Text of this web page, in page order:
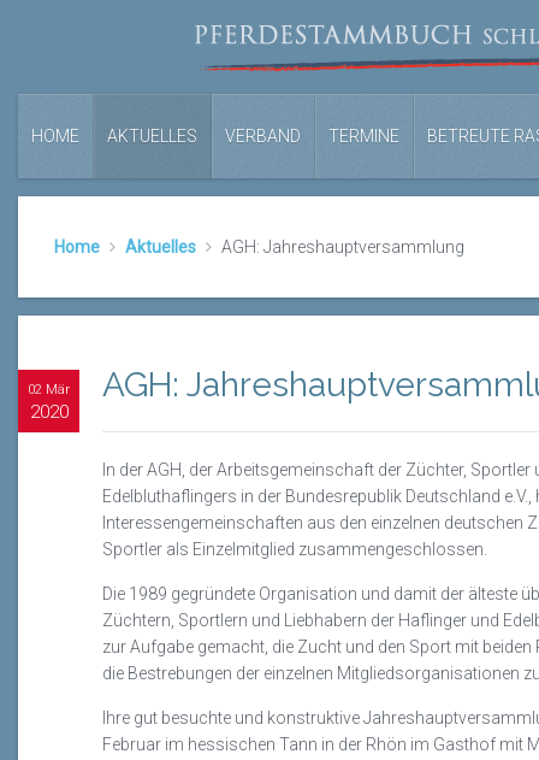
HOME AKTUELLES VERBAND TERMINE BETREUTE
Home Aktuelles AGH: Jahreshauptversammlung
02 Mär
2020
AGH:
In der AGH, der Arbeitsgemeinschaft der Züchter,
Edelbluthaflingers in der Bundesrepublik Deutschland
Interessengemeinschaften aus den einzelnen deutschen
Sportler als Einzelmitglied zusammengeschlossen.
Die 1989 gegründete Organisation und damit der älteste
Züchtern, Sportlern und Liebhabern der Haflinger und
zur Aufgabe gemacht, die Zucht und den Sport mit
die Bestrebungen der einzelnen Mitgliedsorganisationen
Ihre gut besuchte und konstruktive
Februar im hessischen Tann in der Rhön im Gasthof mit